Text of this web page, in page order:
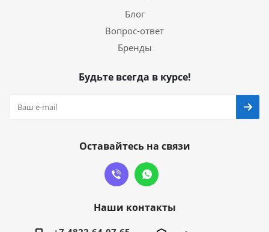
Блог
Вопрос-ответ
Бренды
Будьте всегда в курсе!
Оставайтесь на связи
Наши контакты